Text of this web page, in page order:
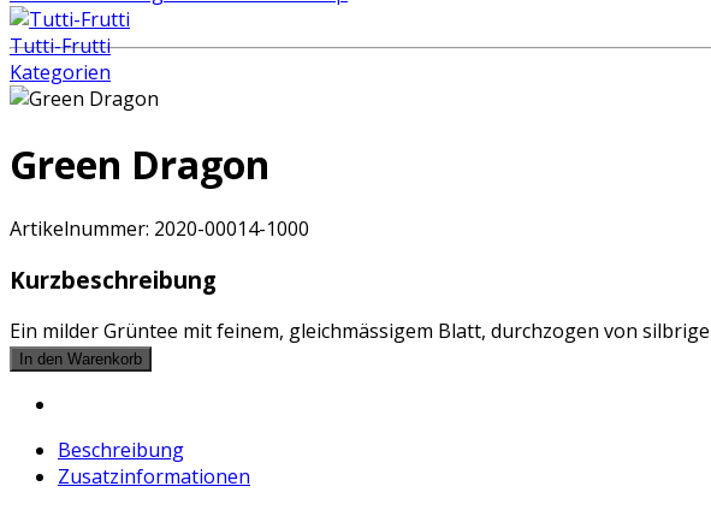
Tutti-Frutti
Kategorien
Green Dragon
Artikelnummer: 2020-00014-1000
Kurzbeschreibung
Ein milder Grüntee mit feinem, gleichmässigem Blatt, durchzogen von
Beschreibung
Zusatzinformationen